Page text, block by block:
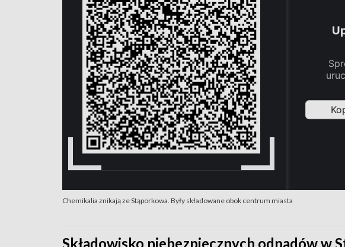
Chemikalia znikają ze Stąporkowa. Były składowane obok centrum miasta
Składowisko niebezpiecznych odpadów w